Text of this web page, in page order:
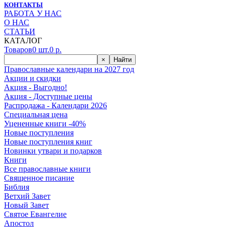
КОНТАКТЫ
РАБОТА У НАС
О НАС
СТАТЬИ
КАТАЛОГ
Товаров0 шт.0 р.
× Найти
Православные календари на 2027 год
Акции и скидки
Акция - Выгодно!
Акция - Доступные цены
Распродажа - Календари 2026
Специальная цена
Уцененные книги -40%
Новые поступления
Новые поступления книг
Новинки утвари и подарков
Книги
Все православные книги
Священное писание
Библия
Ветхий Завет
Новый Завет
Святое Евангелие
Апостол